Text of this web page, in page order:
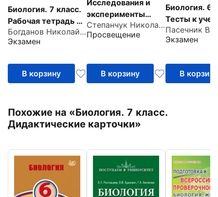
Биология. 7 класс.
Рабочая тетрадь к
учебнику В. В.
Пасечника и др.
Богданов Николай Александрович
Экзамен
В корзину
Исследования и
эксперименты
юного биолога
Степанчук Николай Александрович
Просвещение
В корзину
Биология. 6
Тесты к
В. В.
др.
Экзамен
В корзину
Похожие на «Биология. 7 класс.
Дидактические карточки»